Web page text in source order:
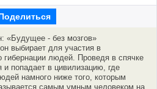
«Будущее - без мозгов»
выбирает для участия в
гибернации людей. Проведя в спячке
и попадает в цивилизацию, где
намного ниже того, которым
самым умным человеком на